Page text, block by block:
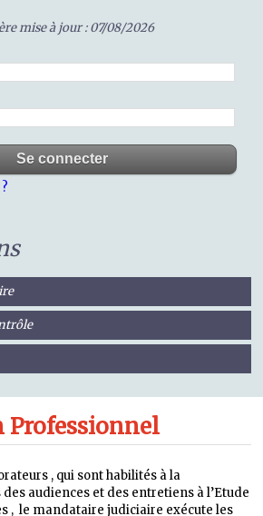
mise à jour : 07/08/2026
, qui sont habilités à la
audiences et des entretiens à l’Etude
, le mandataire judiciaire exécute les